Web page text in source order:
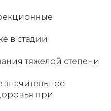
в стадии
тяжелой степени
при